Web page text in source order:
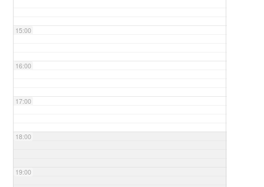
15:00
16:00
17:00
18:00
19:00